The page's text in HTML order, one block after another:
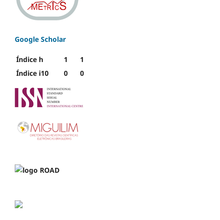
Google Scholar
Índice h 1
1
Índice i10
0 0